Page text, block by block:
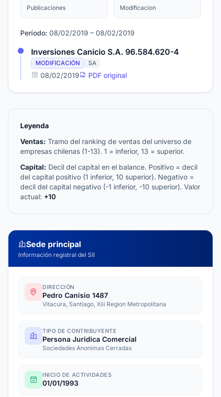
Publicaciones Modificacion
Período: 08/02/2019 – 08/02/2019
Inversiones Canicio S.A. 96.584.620-4
MODIFICACIÓN SA
08/02/2019 PDF original
Leyenda
Ventas: Tramo del ranking de ventas del universo de
empresas chilenas (1-13). 1 = inferior, 13 = superior.
Capital: Decil del capital en el balance. Positivo = decil
del capital positivo (1 inferior, 10 superior). Negativo =
decil del capital negativo (-1 inferior, -10 superior). Valor
actual: +10
Sede principal
Información registral del SII
DIRECCIÓN
Pedro Canisio 1487
Vitacura, Santiago, Xiii Region Metropolitana
TIPO DE CONTRIBUYENTE
Persona Juridica Comercial
Sociedades Anonimas Cerradas
INICIO DE ACTIVIDADES
01/01/1993